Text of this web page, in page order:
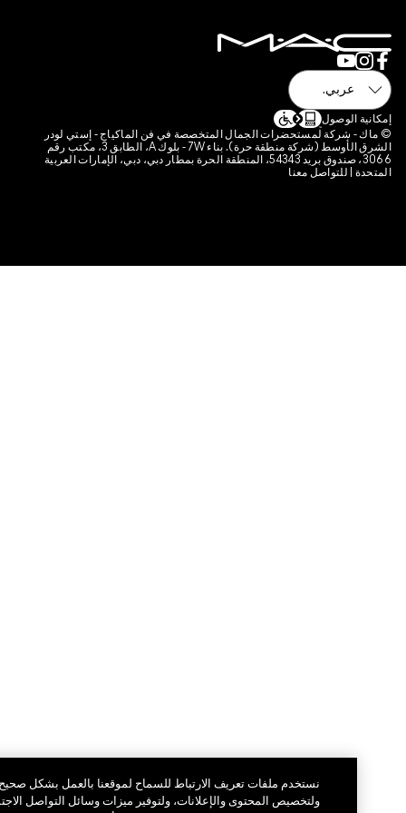
التقييمات
تعريف الارتباط الخاصة بالموقع
الوصول
لمستحضرات الجمال المتخصصة في فن الماكياج - إستي لودر
الشرق الأوسط (شركة منطقة حرة). بناء 7W - بلوك A، الطابق 3، مكتب رقم
3066، صندوق بريد 54343، المنطقة الحرة بمطار دبي، دبي، الإمارات العربية
| للتواصل معنا
نستخدم ملفات تعريف الارتباط للسماح لموقعنا بالعمل بشكل صحيح،
ولتخصيص المحتوى والإعلانات، ولتوفير ميزات وسائل التواصل الاجتماعي